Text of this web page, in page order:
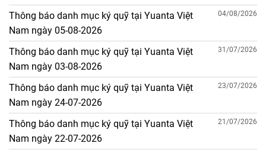
Thông báo danh mục ký quỹ tại Yuanta Việt
Nam ngày 05-08-2026
04/08/2026
Thông báo danh mục ký quỹ tại Yuanta Việt
Nam ngày 03-08-2026
31/07/2026
Thông báo danh mục ký quỹ tại Yuanta Việt
Nam ngày 24-07-2026
23/07/2026
Thông báo danh mục ký quỹ tại Yuanta Việt
Nam ngày 22-07-2026
21/07/2026